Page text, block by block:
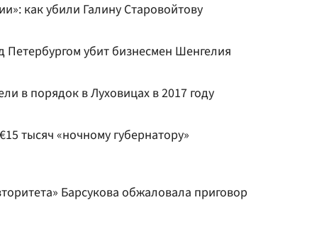
как убили Галину Старовойтову
Петербургом убит бизнесмен Шенгелия
в порядок в Луховицах в 2017 году
тысяч «ночному губернатору»
Барсукова обжаловала приговор